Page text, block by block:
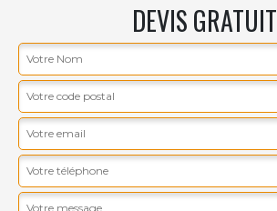
DEVIS GRATUIT